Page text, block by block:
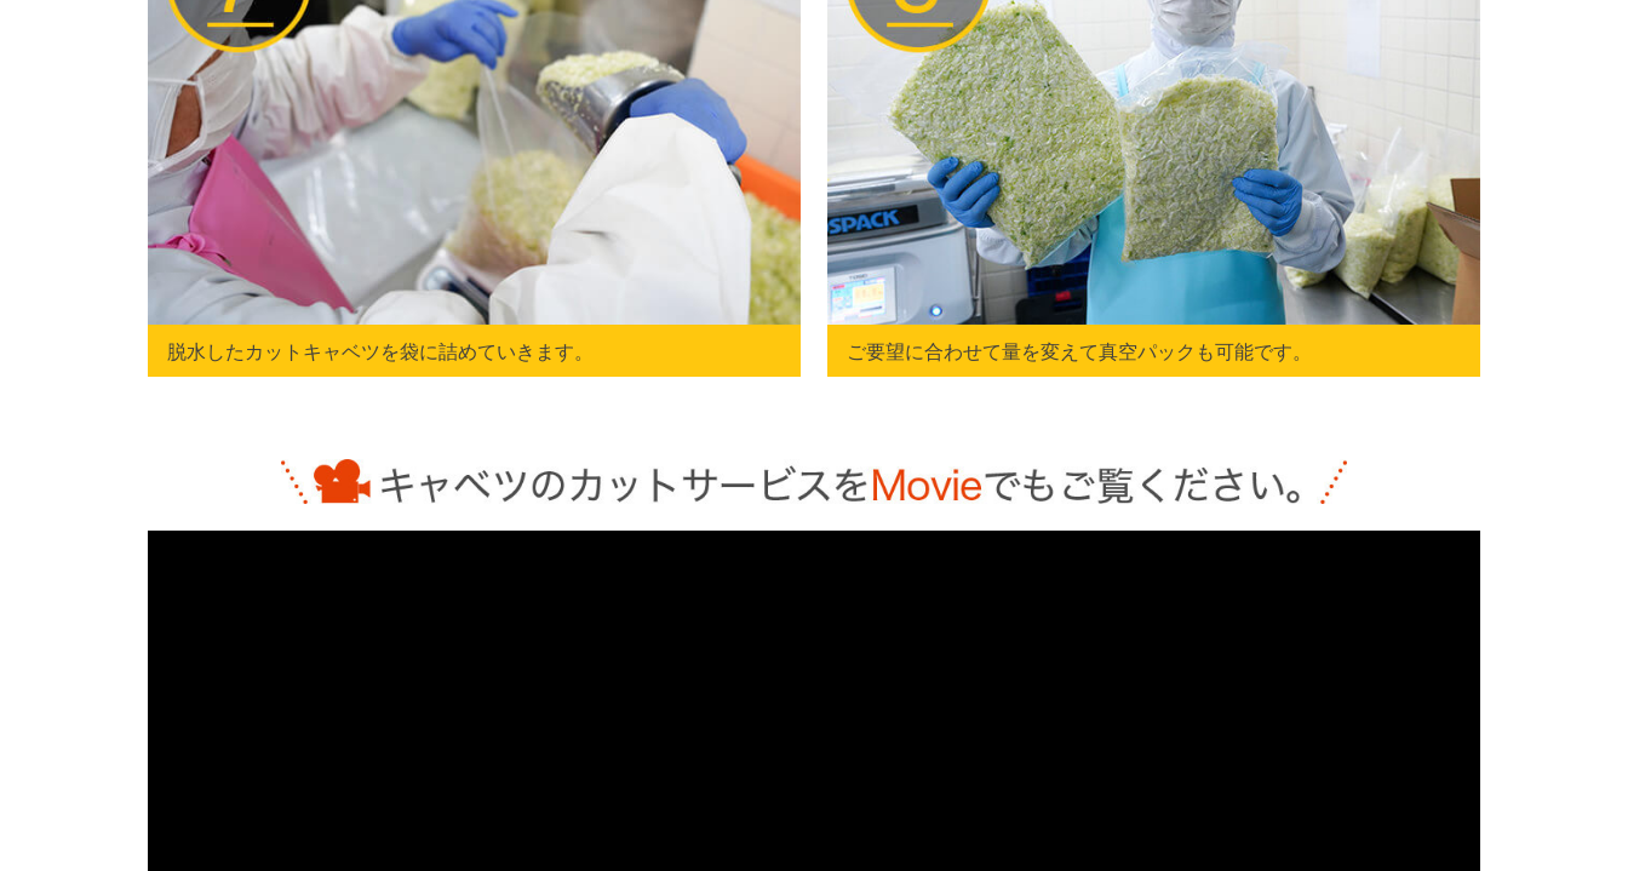
脱水したカットキャベツを袋に詰めていきます。 ご要望に合わせて量を変えて真空パックも可能です。